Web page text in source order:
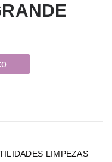
LIMPEZAS